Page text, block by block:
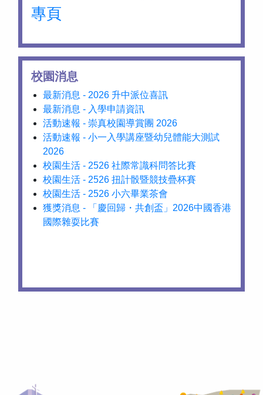
專頁
校園消息
最新消息 - 2026 升中派位喜訊
最新消息 - 入學申請資訊
活動速報 - 崇真校園導賞團 2026
活動速報 - 小一入學講座暨幼兒體能大測試
2026
校園生活 - 2526 社際常識科問答比賽
校園生活 - 2526 扭計骰暨競技疊杯賽
校園生活 - 2526 小六畢業茶會
獲獎消息 - 「慶回歸・共創盃」2026中國香港
國際雜耍比賽